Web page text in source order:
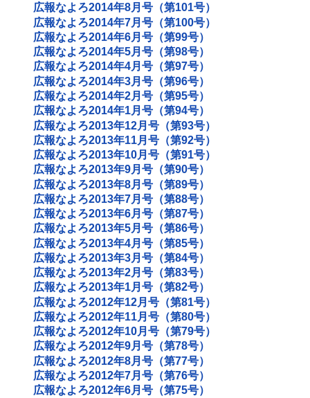
広報なよろ2014年8月号（第101号）
広報なよろ2014年7月号（第100号）
広報なよろ2014年6月号（第99号）
広報なよろ2014年5月号（第98号）
広報なよろ2014年4月号（第97号）
広報なよろ2014年3月号（第96号）
広報なよろ2014年2月号（第95号）
広報なよろ2014年1月号（第94号）
広報なよろ2013年12月号（第93号）
広報なよろ2013年11月号（第92号）
広報なよろ2013年10月号（第91号）
広報なよろ2013年9月号（第90号）
広報なよろ2013年8月号（第89号）
広報なよろ2013年7月号（第88号）
広報なよろ2013年6月号（第87号）
広報なよろ2013年5月号（第86号）
広報なよろ2013年4月号（第85号）
広報なよろ2013年3月号（第84号）
広報なよろ2013年2月号（第83号）
広報なよろ2013年1月号（第82号）
広報なよろ2012年12月号（第81号）
広報なよろ2012年11月号（第80号）
広報なよろ2012年10月号（第79号）
広報なよろ2012年9月号（第78号）
広報なよろ2012年8月号（第77号）
広報なよろ2012年7月号（第76号）
広報なよろ2012年6月号（第75号）